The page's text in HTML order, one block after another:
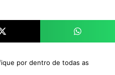
por dentro de todas as